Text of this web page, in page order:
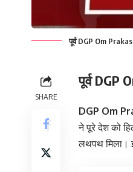
पूर्व DGP Om
SHARE
पूर्व DGP
DGP Om
ने पूरे देश को
लथपथ मिला।